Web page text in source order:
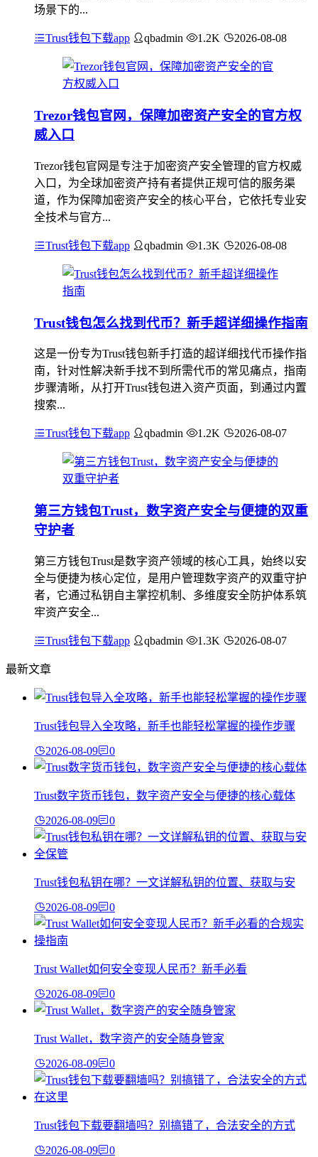
场景下的...
Trust钱包下载app qbadmin 1.2K 2026-08-08
Trezor钱包官网，保障加密资产安全的官方权
威入口
Trezor钱包官网是专注于加密资产安全管理的官方权威
入口，为全球加密资产持有者提供正规可信的服务渠
道，作为保障加密资产安全的核心平台，它依托专业安
全技术与官方...
Trust钱包下载app qbadmin 1.3K 2026-08-08
Trust钱包怎么找到代币？新手超详细操作指南
这是一份专为Trust钱包新手打造的超详细找代币操作指
南，针对性解决新手找不到所需代币的常见痛点，指南
步骤清晰，从打开Trust钱包进入资产页面，到通过内置
搜索...
Trust钱包下载app qbadmin 1.2K 2026-08-07
第三方钱包Trust，数字资产安全与便捷的双重
守护者
第三方钱包Trust是数字资产领域的核心工具，始终以安
全与便捷为核心定位，是用户管理数字资产的双重守护
者，它通过私钥自主掌控机制、多维度安全防护体系筑
牢资产安全...
Trust钱包下载app qbadmin 1.3K 2026-08-07
最新文章
Trust钱包导入全攻略，新手也能轻松掌握的操作步骤
2026-08-09 0
Trust数字货币钱包，数字资产安全与便捷的核心载体
2026-08-09 0
Trust钱包私钥在哪？一文详解私钥的位置、获取与安
2026-08-09 0
Trust Wallet如何安全变现人民币？新手必看
2026-08-09 0
Trust Wallet，数字资产的安全随身管家
2026-08-09 0
Trust钱包下载要翻墙吗？别搞错了，合法安全的方式
2026-08-09 0